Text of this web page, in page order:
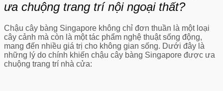
ưa chuộng trang trí nội ngoại thất?
Chậu cây bàng Singapore không chỉ đơn thuần là một loại
cây cảnh mà còn là một tác phẩm nghệ thuật sống động,
mang đến nhiều giá trị cho không gian sống. Dưới đây là
những lý do chính khiến chậu cây bàng Singapore được ưa
chuộng trang trí nhà cửa: